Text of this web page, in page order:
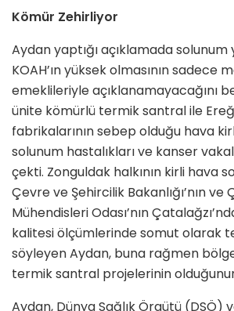
Kömür Zehirliyor
Aydan yaptığı açıklamada
KOAH’ın yüksek olmasının sadece
emeklileriyle açıklanamayacağını
ünite kömürlü termik santral ile
fabrikalarının sebep olduğu hava
solunum hastalıkları ve kanser
çekti. Zonguldak halkının kirli hava
Çevre ve Şehircilik Bakanlığı’nın ve
Mühendisleri Odası’nın
kalitesi ölçümlerinde somut olarak
söyleyen Aydan, buna rağmen
termik santral projelerinin olduğunun
Aydan, Dünya Sağlık Örgütü (DSÖ)